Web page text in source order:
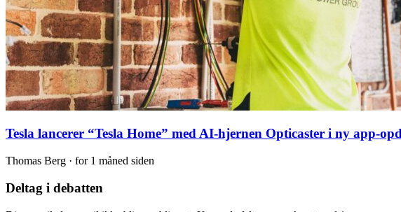
Tesla lancerer “Tesla Home” med AI-hjernen Opticaster i ny app-
Thomas Berg · for 1 måned siden
Deltag i debatten